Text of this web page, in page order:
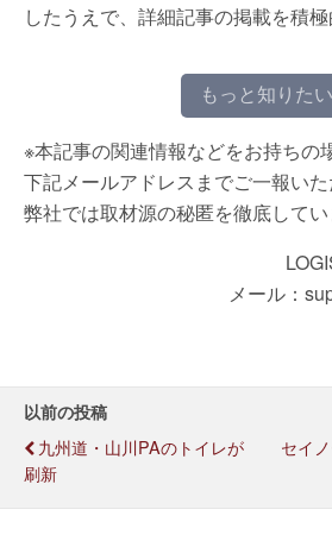
したうえで、詳細記事の掲載を積極
もっと知りたい
※本記事の関連情報などをお持ちの
下記メールアドレスまでご一報いた
弊社では取材源の秘匿を徹底してい
メール：
以前の投稿
九州道・山川PAのトイレが
刷新
セイ